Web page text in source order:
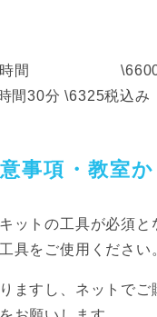
２時間 \6600
\6325税込み
事項・教室
トの工具が必須と
をご使用ください
ますし、ネットでご